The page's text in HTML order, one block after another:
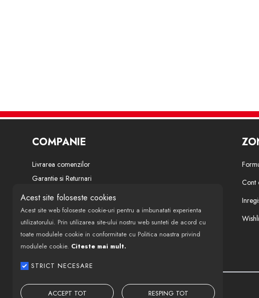
Acest site foloseste cookies
Acest site web foloseste cookie-uri pentru a imbunatati experienta
utilizatorului. Prin utilizarea site-ului nostru web sunteti de acord cu
toate modulele cookie in conformitate cu Politica noastra privind
modulele cookie. Citeste mai mult.
STRICT NECESARE
ACCEPT TOT RESPING TOT
COMPANIE
Livrarea comenzilor
Garantie si Returnari
Termeni si conditii
Politica de confidentialitate
Despre noi
Modalitati de finantare si plata
Politica de utilizare cookie-uri
ANPC
Cont